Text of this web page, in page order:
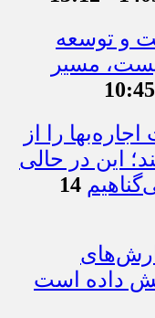
و توسعه
مسیر
را از
این در حالی
14
داده است